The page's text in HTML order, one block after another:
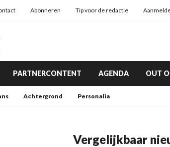
Abonneren Tip voor de redactie
PARTNERCONTENT AGENDA OUT
Achtergrond Personalia
Vergelijkbaar